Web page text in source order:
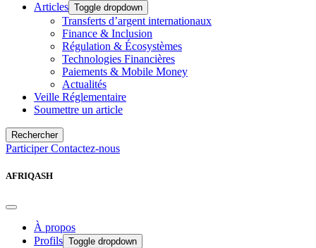
Articles Toggle dropdown
Transferts d’argent internationaux
Finance & Inclusion
Régulation & Écosystèmes
Technologies Financières
Paiements & Mobile Money
Actualités
Veille Réglementaire
Soumettre un article
Rechercher
ParticiperContactez-nous
AFRIQASH
À propos
Profils Toggle dropdown